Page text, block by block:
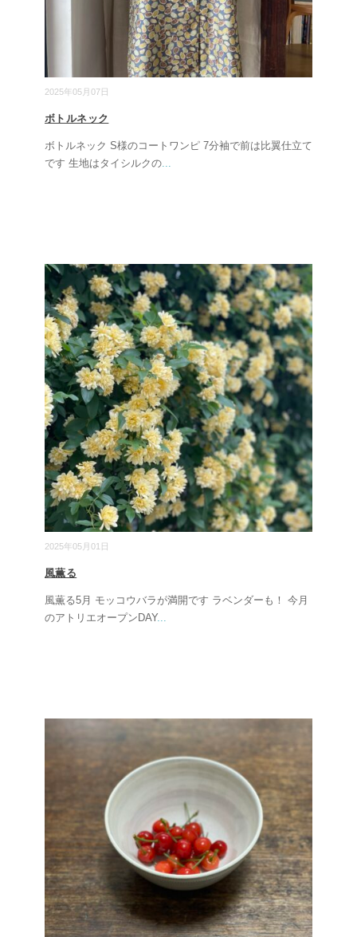
2025年05月07日
ボトルネック
ボトルネック S様のコートワンピ 7分袖で前は比翼仕立て
です 生地はタイシルクの...
2025年05月01日
風薫る
風薫る5月 モッコウバラが満開です ラベンダーも！ 今月
のアトリエオープンDAY...